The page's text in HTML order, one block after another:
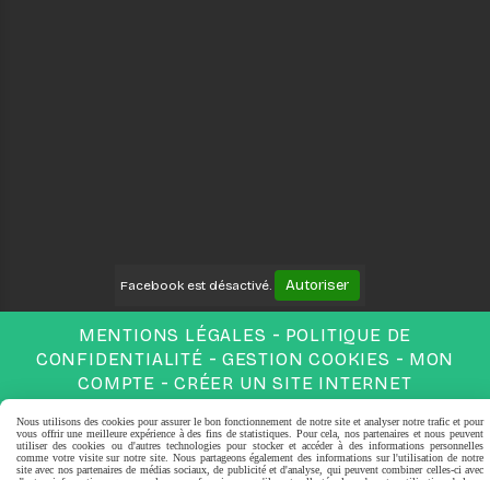
Facebook est désactivé. Autoriser
MENTIONS LÉGALES
POLITIQUE DE
CONFIDENTIALITÉ
GESTION COOKIES
MON
COMPTE
CRÉER UN SITE INTERNET
Nous utilisons des cookies pour assurer le bon fonctionnement de notre site et analyser notre trafic et pour
vous offrir une meilleure expérience à des fins de statistiques. Pour cela, nos partenaires et nous peuvent
utiliser des cookies ou d'autres technologies pour stocker et accéder à des informations personnelles
comme votre visite sur notre site. Nous partageons également des informations sur l'utilisation de notre
site avec nos partenaires de médias sociaux, de publicité et d'analyse, qui peuvent combiner celles-ci avec